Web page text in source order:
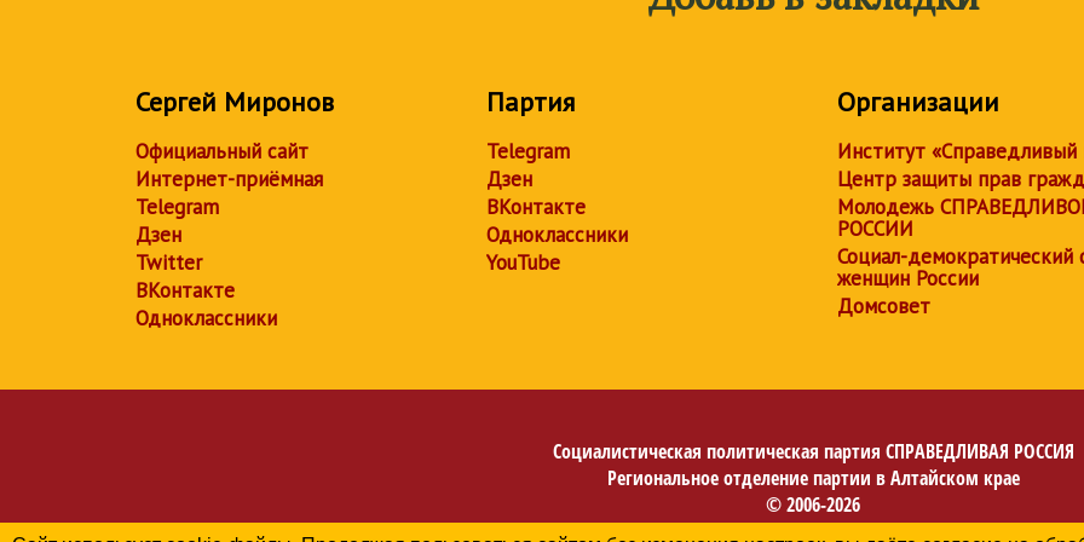
Сергей Миронов
Официальный сайт
Интернет-приёмная
Telegram
Дзен
Twitter
ВКонтакте
Одноклассники
Партия
Telegram
Дзен
ВКонтакте
Одноклассники
YouTube
Организации
Институт «Справедливый
Центр защиты прав
Молодежь
РОССИИ
Социал-демократический
женщин России
Домсовет
Социалистическая политическая партия СПРАВЕДЛИВАЯ РОССИЯ
Региональное отделение партии в Алтайском крае
© 2006-2026
Политика в отношении обработки персональных данных